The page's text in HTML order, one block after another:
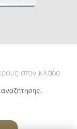
στον κλάδο